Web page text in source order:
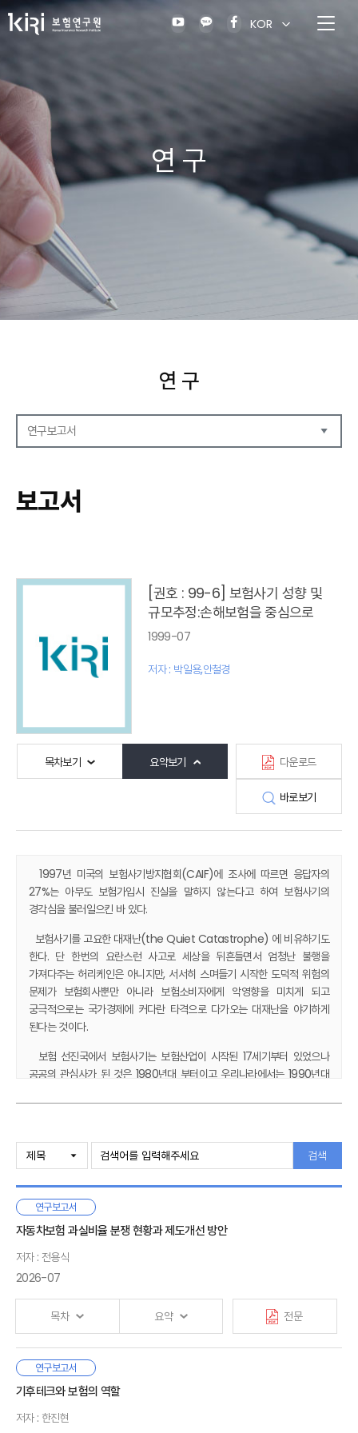
KOR
연 구
연 구
연구보고서
CEO Brief
영상자료
보고서
[권호 : 99-6] 보험사기 성향 및
규모추정:손해보험을 중심으로
1999-07
저자 : 박일용,안철경
목차보기 요약보기 다운로드
바로보기
1997년 미국의 보험사기방지협회(CAIF)에 조사에 따르면 응답자의
27%는 아무도 보험가입시 진실을 말하지 않는다고 하여 보험사기의
경각심을 불러일으킨 바 있다.
보험사기를 고요한 대재난(the Quiet Catastrophe) 에 비유하기도
한다. 단 한번의 요란스런 사고로 세상을 뒤흔들면서 엄청난 불행을
가져다주는 허리케인은 아니지만, 서서히 스며들기 시작한 도덕적 위험의
문제가 보험회사뿐만 아니라 보험소비자에게 악영향을 미치게 되고
궁극적으로는 국가경제에 커다란 타격으로 다가오는 대재난을 야기하게
된다는 것이다.
보험 선진국에서 보험사기는 보험산업이 시작된 17세기부터 있었으나
공공의 관심사가 된 것은 1980년대 부터이고 우리나라에서는 1990년대
이제는 보험회사에 있어서는 위험관리를 통한 수익성 증대가 보다 중요한
문제로 부각되고 있고 보험사기로 인한 손실이 선량한 다수의
보험회사, 감독기관 및 보험소비자에 이르기까지 깊은 관심을 기울이고
있는 실정이다.
아직도 이에 대한 기초적이고 체계적인 조사·연구가 이루어지지 않고 있던
차에 우리원 보험연구소에서는 보험사기에 관한 기초적 분석을 토대로
실무적 자료를 제공하고자 하는 목적에서 보험사기의 성향 및 규모추정에
관한 연구보고서를 발간하게 되었다.
이 보고서가 다소 미흡할 점이 있겠지만 아직까지도 보험사기에 관한
기초적 연구인 성향분석 및 규모추정 에 관한 국내의 연구가 전무한
상태에서 발간되는 만큼 시작으로서의 의의가 있을 것으로 생각되며, 향후
보험사기 방지대책을 수립하거나 연구함에 있어 보험업계, 학계 및
정책당국이 참고할 수 있는 자료로 유용하게 활용될 수 있기를 기대한다.
Ⅱ. 보험사기의 의의 및 현황
1. 보험사기의 개념이해
2. 우리나라의 보험사기 적발 현황
3. 보험사기의 증가이유
Ⅲ. 보험사기의 유형 및 사례
1. 보험사기의 유형
2. 보험사기 사례
3. 미국의 보험사기 유형
검색
연구보고서
자동차보험 과실비율 분쟁 현황과 제도개선 방안
저자 : 전용식
2026-07
목차 요약 전문
자동차사고 과실비율은 사고와 관련된 운전자, 보행자, 자전거
등의 사고책임을 나타낸다. 상대방에게 배상해야 하는 손해액은
치료비 등의 손해액은 실제 발생한 비용을 기준으로 결정되기
Ⅰ. 서론
1. 연구의 필요성 및 목적
2. 연구의 범위와 방법
연구보고서
기후테크와 보험의 역할
저자 : 한진현